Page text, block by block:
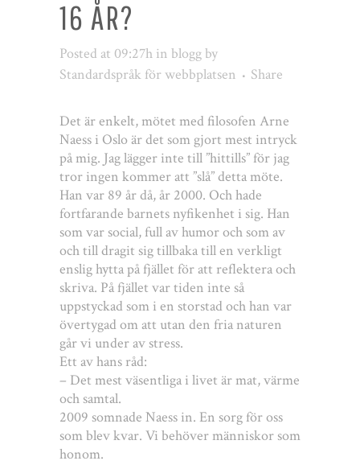
16 ÅR?
Posted at 09:27h in bloggby
Standardspråk för webbplatsen
Share
Det är enkelt, mötet med filosofen Arne
Naess i Oslo är det som gjort mest intryck
på mig. Jag lägger inte till ”hittills” för jag
tror ingen kommer att ”slå” detta möte.
Han var 89 år då, år 2000. Och hade
fortfarande barnets nyfikenhet i sig. Han
som var social, full av humor och som av
och till dragit sig tillbaka till en verkligt
enslig hytta på fjället för att reflektera och
skriva. På fjället var tiden inte så
uppstyckad som i en storstad och han var
övertygad om att utan den fria naturen
går vi under av stress.
Ett av hans råd:
– Det mest väsentliga i livet är mat, värme
och samtal.
2009 somnade Naess in. En sorg för oss
som blev kvar. Vi behöver människor som
honom.